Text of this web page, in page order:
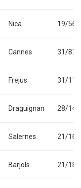
Nica 19/56
Cannes 31/87
Frejus 31/118
Draguignan 28/146
Salernes 21/167
Barjols 21/188